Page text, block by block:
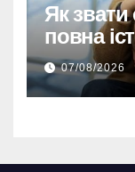
Як звати
повна
07/08/2026